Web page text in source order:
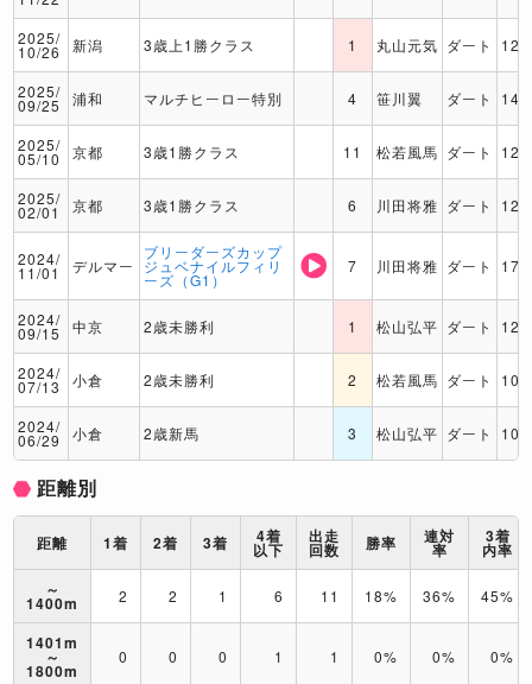
2025/
10/26 新潟 3歳上1勝クラス 1 丸山元気 ダート
2025/
09/25 浦和 マルチヒーロー特別 4 笹川翼 ダート
2025/
05/10 京都 3歳1勝クラス 11 松若風馬 ダート
2025/
02/01 京都 3歳1勝クラス 6 川田将雅 ダート
2024/
11/01 デルマー
ブリーダーズカップ
ジュベナイルフィリ
ーズ（G1）
7 川田将雅 ダート
2024/
09/15 中京 2歳未勝利 1 松山弘平 ダート
2024/
07/13 小倉 2歳未勝利 2 松若風馬 ダート
2024/
06/29 小倉 2歳新馬 3 松山弘平 ダート
距離別
距離 1着 2着 3着 4着
以下
出走
回数 勝率 連対
率
3着
内率
～
1400m 2 2 1 6 11 18% 36% 45%
1401m
～
1800m
0 0 0 1 1 0% 0% 0%